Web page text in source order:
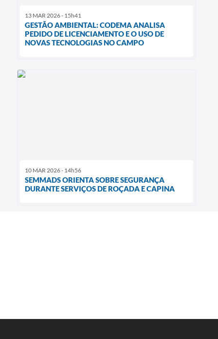
13 MAR 2026 - 15h41
GESTÃO AMBIENTAL: CODEMA ANALISA
PEDIDO DE LICENCIAMENTO E O USO DE
NOVAS TECNOLOGIAS NO CAMPO
10 MAR 2026 - 14h56
SEMMADS ORIENTA SOBRE SEGURANÇA
DURANTE SERVIÇOS DE ROÇADA E CAPINA